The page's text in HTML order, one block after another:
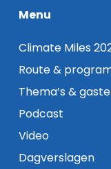
Menu
Climate Miles
Route &
Thema’s &
Podcast
Video
Dagverslagen